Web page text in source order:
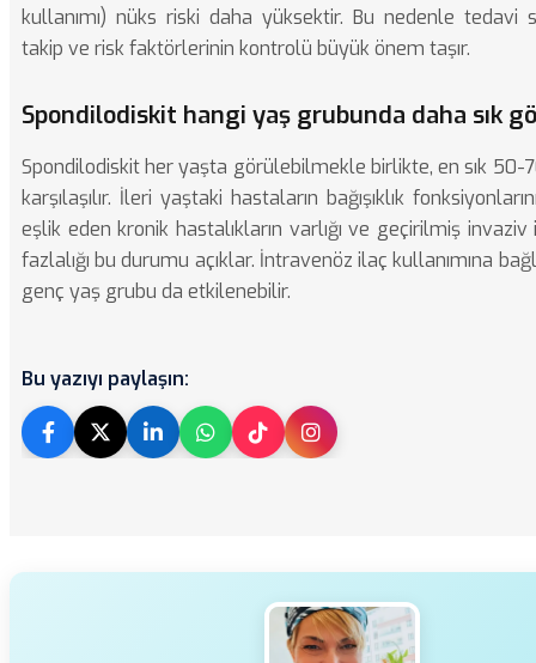
kullanımı) nüks riski daha yüksektir. Bu nedenle tedavi
takip ve risk faktörlerinin kontrolü büyük önem taşır.
Spondilodiskit hangi yaş grubunda daha sık
Spondilodiskit her yaşta görülebilmekle birlikte, en sık 50-
karşılaşılır. İleri yaştaki hastaların bağışıklık
eşlik eden kronik hastalıkların varlığı ve geçirilmiş invaziv
fazlalığı bu durumu açıklar. İntravenöz ilaç kullanımına
genç yaş grubu da etkilenebilir.
Bu yazıyı paylaşın: